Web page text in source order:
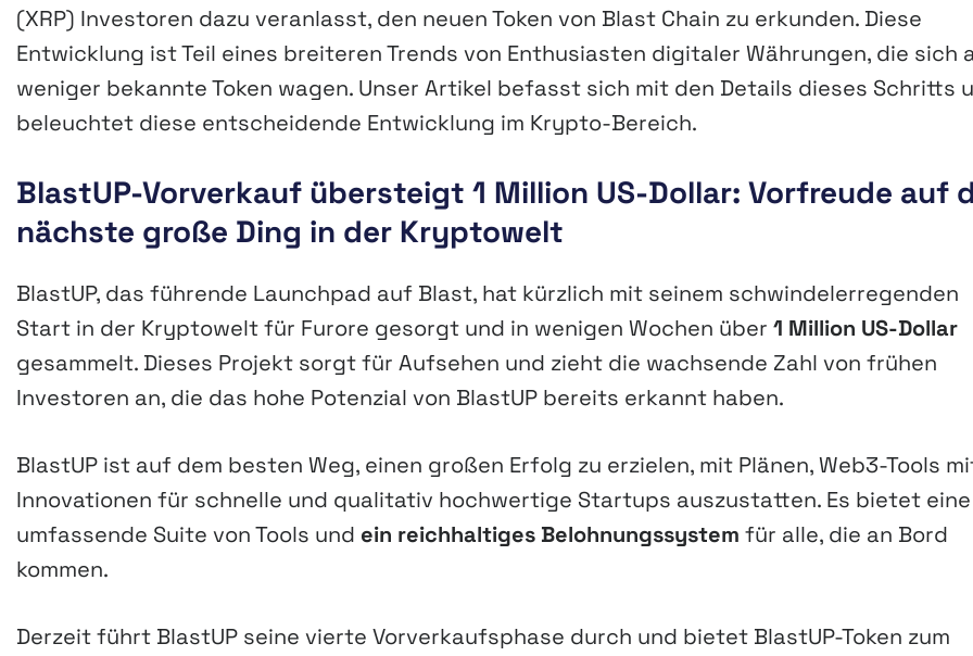
(XRP) Investoren dazu veranlasst, den neuen Token von Blast Chain zu erkunden. Diese
Entwicklung ist Teil eines breiteren Trends von Enthusiasten digitaler Währungen, die sich
weniger bekannte Token wagen. Unser Artikel befasst sich mit den Details dieses Schritts
beleuchtet diese entscheidende Entwicklung im Krypto-Bereich.
BlastUP-Vorverkauf übersteigt 1 Million US-Dollar: Vorfreude auf
nächste große Ding in der Kryptowelt
BlastUP, das führende Launchpad auf Blast, hat kürzlich mit seinem schwindelerregenden
Start in der Kryptowelt für Furore gesorgt und in wenigen Wochen über 1 Million US-Dollar
gesammelt. Dieses Projekt sorgt für Aufsehen und zieht die wachsende Zahl von frühen
Investoren an, die das hohe Potenzial von BlastUP bereits erkannt haben.
BlastUP ist auf dem besten Weg, einen großen Erfolg zu erzielen, mit Plänen, Web3-Tools
Innovationen für schnelle und qualitativ hochwertige Startups auszustatten. Es bietet eine
umfassende Suite von Tools und ein reichhaltiges Belohnungssystem für alle, die an Bord
kommen.
Derzeit führt BlastUP seine vierte Vorverkaufsphase durch und bietet BlastUP-Token zum